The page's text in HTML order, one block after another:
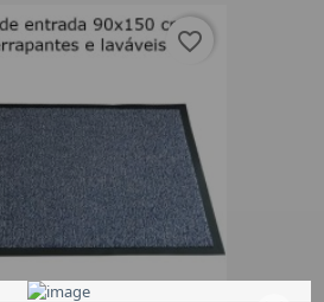
favorite_border